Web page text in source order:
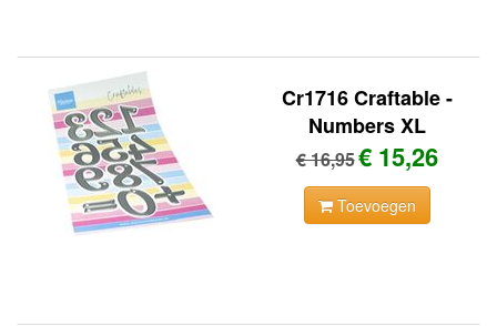
Cr1716 Craftable -
Numbers XL
€ 16,95€ 15,26
Toevoegen